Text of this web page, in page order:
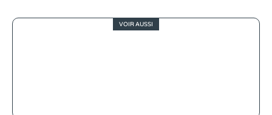
VOIR AUSSI